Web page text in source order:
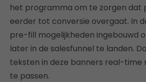
het programma om te zorgen dat
eerder tot conversie overgaat. In
pre-fill mogelijkheden ingebouwd
later in de salesfunnel te landen.
teksten in deze banners real-time
te passen.